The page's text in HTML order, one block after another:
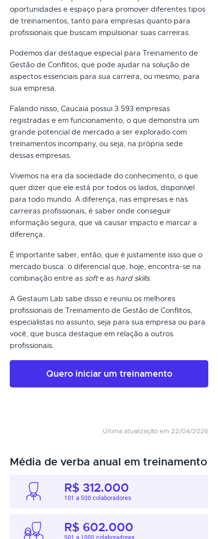
oportunidades e espaço para promover diferentes tipos
de treinamentos, tanto para empresas quanto para
profissionais que buscam impulsionar suas carreiras.
Podemos dar destaque especial para Treinamento de
Gestão de Conflitos, que pode ajudar na solução de
aspectos essenciais para sua carreira, ou mesmo, para
sua empresa.
Falando nisso, Caucaia possui 3.593 empresas
registradas e em funcionamento, o que demonstra um
grande potencial de mercado a ser explorado com
treinamentos incompany, ou seja, na própria sede
dessas empresas.
Vivemos na era da sociedade do conhecimento, o que
quer dizer que ele está por todos os lados, disponível
para todo mundo. A diferença, nas empresas e nas
carreiras profissionais, é saber onde conseguir
informação segura, que vá causar impacto e marcar a
diferença.
É importante saber, então, que é justamente isso que o
mercado busca: o diferencial que, hoje, encontra-se na
combinação entre as softe as hard skills.
A Gestaum Lab sabe disso e reuniu os melhores
profissionais de Treinamento de Gestão de Conflitos,
especialistas no assunto, seja para sua empresa ou para
você, que busca destaque em relação a outros
profissionais.
Quero iniciar um treinamento
Última atualização em 22/04/2026
Média de verba anual em treinamento
R$ 312.000
101 a 500 colaboradores
R$ 602.000
501 a 1000 colaboradores